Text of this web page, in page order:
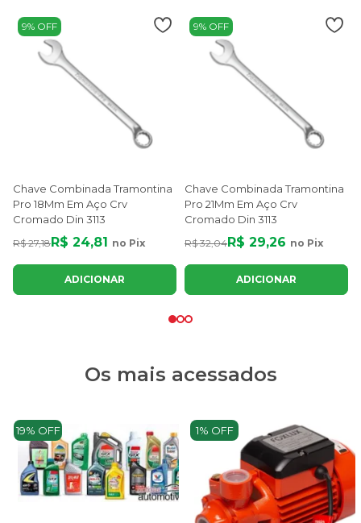
9% OFF
Chave Combinada Tramontina
Pro 18Mm Em Aço Crv
Cromado Din 3113
R$ 27,18 R$ 24,81 no Pix
ADICIONAR
9% OFF
Chave Combinada Tramontina
Pro 21Mm Em Aço Crv
Cromado Din 3113
R$ 32,04 R$ 29,26 no Pix
ADICIONAR
Os mais acessados
19% OFF 1% OFF